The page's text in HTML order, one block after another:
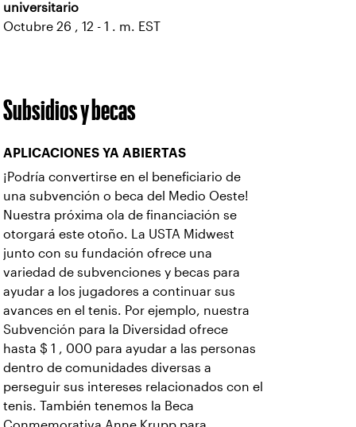
universitario
Octubre 26 , 12 - 1 . m. EST
Subsidios y becas
APLICACIONES YA ABIERTAS
¡Podría convertirse en el beneficiario de
una subvención o beca del Medio Oeste!
Nuestra próxima ola de financiación se
otorgará este otoño. La USTA Midwest
junto con su fundación ofrece una
variedad de subvenciones y becas para
ayudar a los jugadores a continuar sus
avances en el tenis. Por ejemplo, nuestra
Subvención para la Diversidad ofrece
hasta $ 1 , 000 para ayudar a las personas
dentro de comunidades diversas a
perseguir sus intereses relacionados con el
tenis. También tenemos la Beca